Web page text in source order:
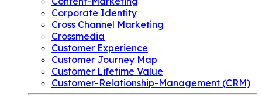
Corporate Identity
Cross Channel Marketing
Crossmedia
Customer Experience
Customer Journey Map
Customer Lifetime Value
Customer-Relationship-Management (CRM)